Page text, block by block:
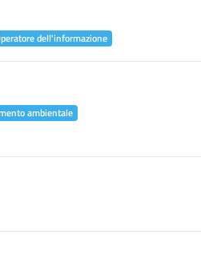
dell'informazione
ambientale